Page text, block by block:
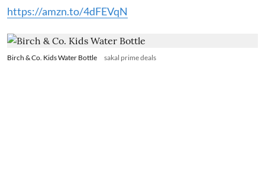
https://amzn.to/4dFEVqN
Birch & Co. Kids Water Bottle sakal prime deals